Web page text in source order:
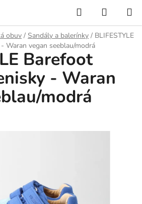
Hledat
KOŠÍK
obuv / Sandály a balerínky / BLIFESTYLE
Waran vegan seeblau/modrá
Barefoot
- Waran
modrá